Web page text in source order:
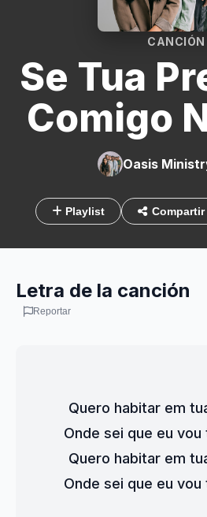
CANCIÓN
Se Tua
Comigo
Oasis
Playlist Compartir
Letra de la canción
Reportar
Quero habitar em
Onde sei que eu
Quero habitar em
Onde sei que eu